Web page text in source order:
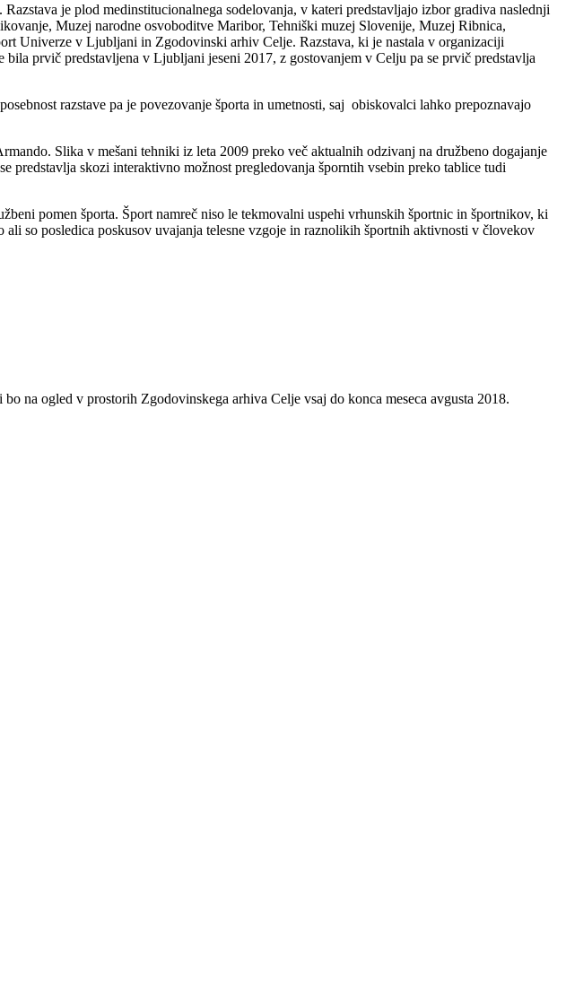
je plod medinstitucionalnega sodelovanja, v kateri predstavljajo izbor gradiva naslednji
Muzej narodne osvoboditve Maribor, Tehniški muzej Slovenije, Muzej Ribnica,
Univerze v Ljubljani in Zgodovinski arhiv Celje. Razstava, ki je nastala v organizaciji
prvič predstavljena v Ljubljani jeseni 2017, z gostovanjem v Celju pa se prvič predstavlja
razstave pa je povezovanje športa in umetnosti, saj obiskovalci lahko prepoznavajo
Slika v mešani tehniki iz leta 2009 preko več aktualnih odzivanj na družbeno dogajanje
predstavlja skozi interaktivno možnost pregledovanja šporntih vsebin preko tablice tudi
pomen športa. Šport namreč niso le tekmovalni uspehi vrhunskih športnic in športnikov, ki
so posledica poskusov uvajanja telesne vzgoje in raznolikih športnih aktivnosti v človekov
na ogled v prostorih Zgodovinskega arhiva Celje vsaj do konca meseca avgusta 2018.